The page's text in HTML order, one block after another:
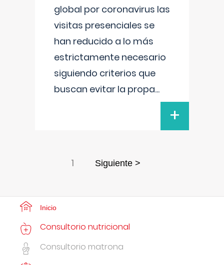
global por coronavirus las
visitas presenciales se
han reducido a lo más
estrictamente necesario
siguiendo criterios que
buscan evitar la propa...
+
1 Siguiente >
Inicio
Consultorio nutricional
Consultorio matrona